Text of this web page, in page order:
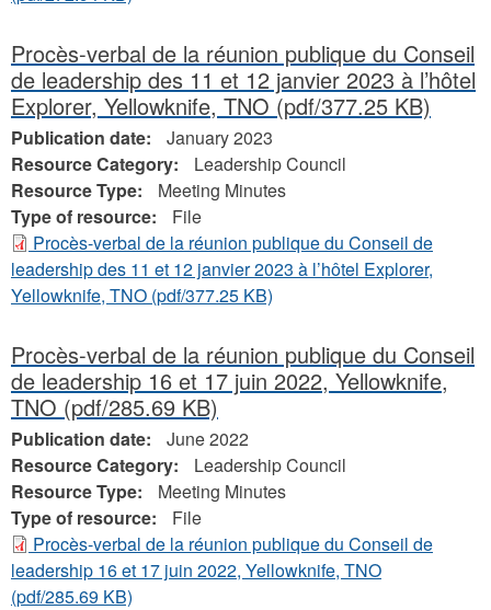
Procès-verbal de la réunion publique du Conseil
de leadership des 11 et 12 janvier 2023 à l’hôtel
Explorer, Yellowknife, TNO (pdf/377.25 KB)
Publication date:
January 2023
Resource Category:
Leadership Council
Resource Type:
Meeting Minutes
Type of resource:
File
Procès-verbal de la réunion publique du Conseil de
leadership des 11 et 12 janvier 2023 à l’hôtel Explorer,
Yellowknife, TNO (pdf/377.25 KB)
Procès-verbal de la réunion publique du Conseil
de leadership 16 et 17 juin 2022, Yellowknife,
TNO (pdf/285.69 KB)
Publication date:
June 2022
Resource Category:
Leadership Council
Resource Type:
Meeting Minutes
Type of resource:
File
Procès-verbal de la réunion publique du Conseil de
leadership 16 et 17 juin 2022, Yellowknife, TNO
(pdf/285.69 KB)